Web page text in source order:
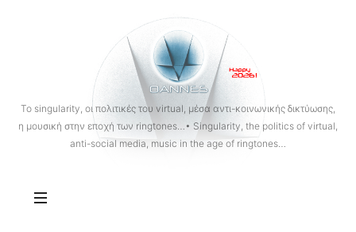
OANNES
To singularity, οι πολιτικές του virtual, μέσα αντι-κοινωνικής δικτύωσης,
η μουσική στην εποχή των ringtones…• Singularity, the politics of virtual,
anti-social media, music in the age of ringtones…